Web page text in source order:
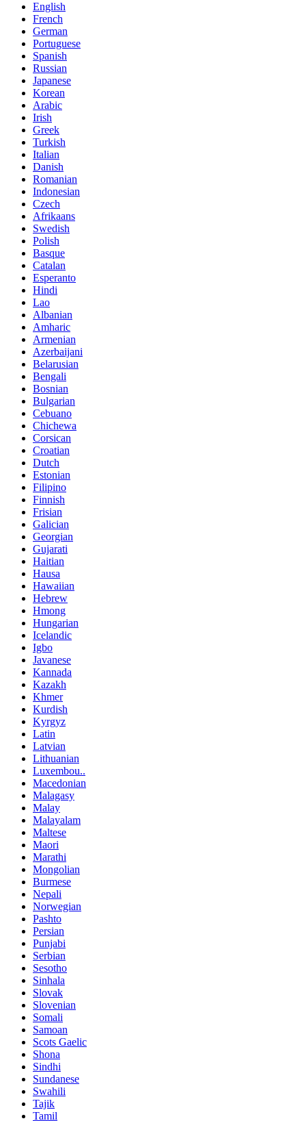
English
French
German
Portuguese
Spanish
Russian
Japanese
Korean
Arabic
Irish
Greek
Turkish
Italian
Danish
Romanian
Indonesian
Czech
Afrikaans
Swedish
Polish
Basque
Catalan
Esperanto
Hindi
Lao
Albanian
Amharic
Armenian
Azerbaijani
Belarusian
Bengali
Bosnian
Bulgarian
Cebuano
Chichewa
Corsican
Croatian
Dutch
Estonian
Filipino
Finnish
Frisian
Galician
Georgian
Gujarati
Haitian
Hausa
Hawaiian
Hebrew
Hmong
Hungarian
Icelandic
Igbo
Javanese
Kannada
Kazakh
Khmer
Kurdish
Kyrgyz
Latin
Latvian
Lithuanian
Luxembou..
Macedonian
Malagasy
Malay
Malayalam
Maltese
Maori
Marathi
Mongolian
Burmese
Nepali
Norwegian
Pashto
Persian
Punjabi
Serbian
Sesotho
Sinhala
Slovak
Slovenian
Somali
Samoan
Scots Gaelic
Shona
Sindhi
Sundanese
Swahili
Tajik
Tamil